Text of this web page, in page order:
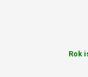
Rok